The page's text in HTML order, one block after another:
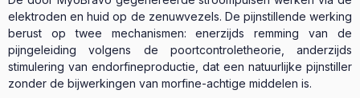
elektroden en huid op de zenuwvezels. De pijnstillende werking
berust op twee mechanismen: enerzijds remming van de
pijngeleiding volgens de poortcontroletheorie, anderzijds
stimulering van endorfineproductie, dat een natuurlijke pijnstiller
zonder de bijwerkingen van morfine-achtige middelen is.